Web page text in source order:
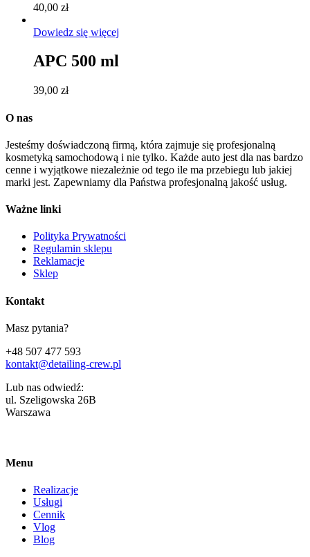
40,00 zł
Dowiedz się więcej
APC 500 ml
39,00 zł
O nas
Jesteśmy doświadczoną firmą, która zajmuje się profesjonalną
kosmetyką samochodową i nie tylko. Każde auto jest dla nas bardzo
cenne i wyjątkowe niezależnie od tego ile ma przebiegu lub jakiej
marki jest. Zapewniamy dla Państwa profesjonalną jakość usług.
Ważne linki
Polityka Prywatności
Regulamin sklepu
Reklamacje
Sklep
Kontakt
Masz pytania?
+48 507 477 593
kontakt@detailing-crew.pl
Lub nas odwiedź:
ul. Szeligowska 26B
Warszawa
Menu
Realizacje
Usługi
Cennik
Vlog
Blog